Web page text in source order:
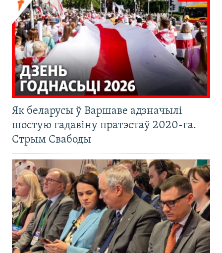
Як беларусы ў Варшаве адзначылі
шостую гадавіну пратэстаў 2020-га.
Стрым Свабоды